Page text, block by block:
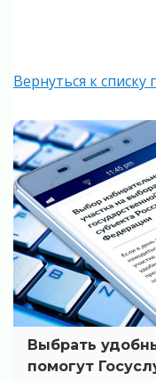
Вернуться к списку
Выбрать
помогут